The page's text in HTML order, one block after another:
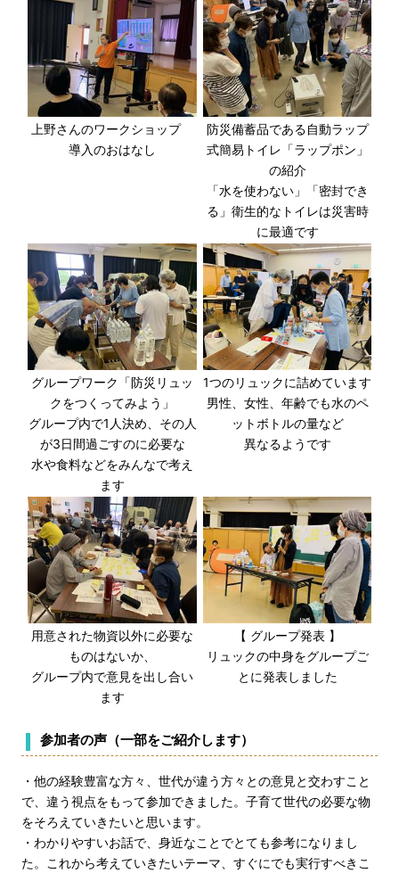
上野さんのワークショップ
導入のおはなし
防災備蓄品である自動ラップ
式簡易トイレ「ラップポン」
の紹介
「水を使わない」「密封でき
る」衛生的なトイレは災害時
に最適です
グループワーク「防災リュッ
クをつくってみよう」
グループ内で1人決め、その人
が3日間過ごすのに必要な
水や食料などをみんなで考え
ます
1つのリュックに詰めています
男性、女性、年齢でも水のペ
ットボトルの量など
異なるようです
用意された物資以外に必要な
ものはないか、
グループ内で意見を出し合い
ます
【 グループ発表 】
リュックの中身をグループご
とに発表しました
参加者の声（一部をご紹介します）
・他の経験豊富な方々、世代が違う方々との意見と交わすこと
で、違う視点をもって参加できました。子育て世代の必要な物
をそろえていきたいと思います。
・わかりやすいお話で、身近なことでとても参考になりまし
た。これから考えていきたいテーマ、すぐにでも実行すべきこ